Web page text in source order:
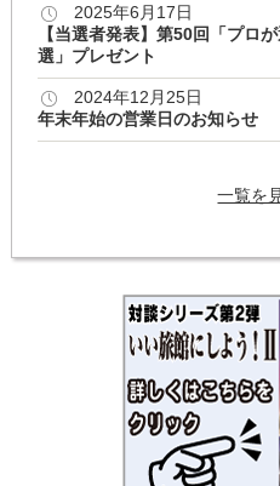
2025年6月17日
【当選者発表】第50回「プロ
選」プレゼント
2024年12月25日
年末年始の営業日のお知らせ
一覧を